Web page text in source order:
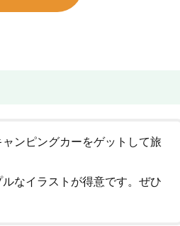
ンピングカーをゲットして旅
なイラストが得意です。ぜひ